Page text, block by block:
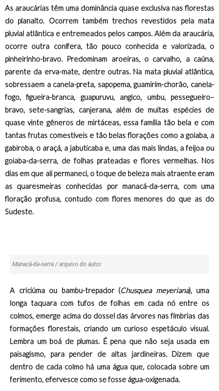
As araucárias têm uma dominância quase exclusiva nas florestas
do planalto. Ocorrem também trechos revestidos pela mata
pluvial atlântica e entremeados pelos campos. Além da araucária,
ocorre outra conífera, tão pouco conhecida e valorizada, o
pinheirinho-bravo. Predominam aroeiras, o carvalho, a caúna,
parente da erva-mate, dentre outras. Na mata pluvial atlântica,
sobressaem a canela-preta, sapopema, guamirim-chorão, canela-
fogo, figueira-branca, guapuruvu, angico, umbu, pessegueiro–
bravo, sete-sangrias, canjerana, além de muitas espécies de
quase vinte gêneros de mirtáceas, essa família tão bela e com
tantas frutas comestíveis e tão belas florações como a goiaba, a
gabiroba, o araçá, a jabuticaba e, uma das mais lindas, a feijoa ou
goiaba-da-serra, de folhas prateadas e flores vermelhas. Nos
dias em que ali permaneci, o toque de beleza mais atraente eram
as quaresmeiras conhecidas por manacá-da-serra, com uma
floração profusa, contudo com flores menores do que as do
Sudeste.
Manacá-da-serra / arquivo do autor.
A criciúma ou bambu-trepador (Chusquea meyeriana), uma
longa taquara com tufos de folhas em cada nó entre os
colmos, emerge acima do dossel das árvores nas fímbrias das
formações florestais, criando um curioso espetáculo visual.
Lembra um boá de plumas. É pena que não seja usada em
paisagismo, para pender de altas jardineiras. Dizem que
dentro de cada colmo há uma água que, colocada sobre um
ferimento, efervesce como se fosse água-oxigenada.